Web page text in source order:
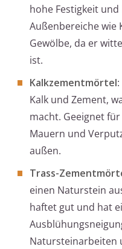
hohe Festigkeit
Außenbereiche wie
Gewölbe, da er
ist.
Kalkzementmörtel
Kalk und Zement,
macht. Geeignet
Mauern und
außen.
Trass-
einen Naturstein
haftet gut und hat
Natursteinarbeiten